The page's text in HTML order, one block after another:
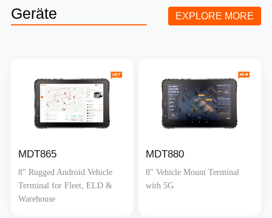
Geräte EXPLORE MORE
MDT865
8" Rugged Android Vehicle
Terminal for Fleet, ELD &
Warehouse
MDT880
8" Vehicle Mount Terminal
with 5G